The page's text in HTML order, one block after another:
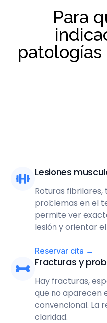
Para
Lesiones
Roturas fibrilares,
problemas en el
permite ver
lesión y orientar
Reservar cita →
Fracturas y
Hay fracturas,
que no aparecen
convencional. La
claridad.